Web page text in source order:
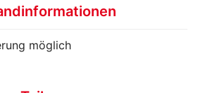
möglich